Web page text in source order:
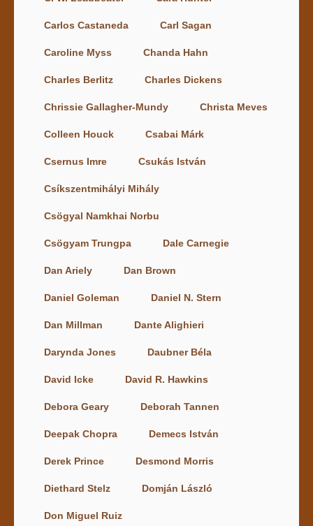
Carlos Castaneda Carl Sagan
Caroline Myss Chanda Hahn
Charles Berlitz Charles Dickens
Chrissie Gallagher-Mundy Christa Meves
Colleen Houck Csabai Márk
Csernus Imre Csukás István
Csíkszentmihályi Mihály
Csögyal Namkhai Norbu
Csögyam Trungpa Dale Carnegie
Dan Ariely Dan Brown
Daniel Goleman Daniel N. Stern
Dan Millman Dante Alighieri
Darynda Jones Daubner Béla
David Icke David R. Hawkins
Debora Geary Deborah Tannen
Deepak Chopra Demecs István
Derek Prince Desmond Morris
Diethard Stelz Domján László
Don Miguel Ruiz